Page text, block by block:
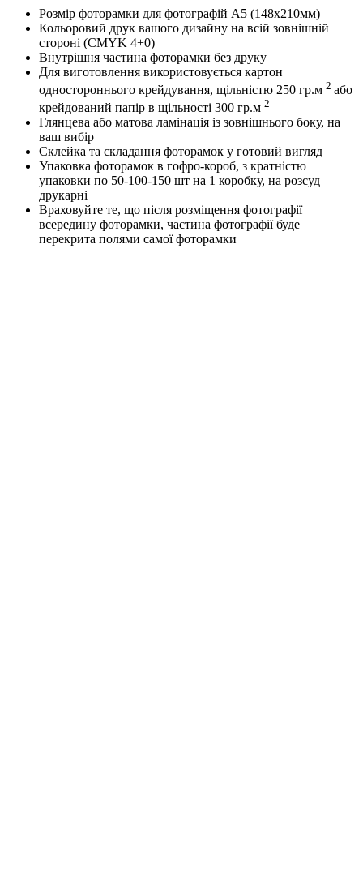
Розмір фоторамки для фотографій А5 (148х210мм)
Кольоровий друк вашого дизайну на всій зовнішній
стороні (CMYK 4+0)
Внутрішня частина фоторамки без друку
Для виготовлення використовується картон
одностороннього крейдування, щільністю 250 гр.м 2 або
крейдований папір в щільності 300 гр.м 2
Глянцева або матова ламінація із зовнішнього боку, на
ваш вибір
Склейка та складання фоторамок у готовий вигляд
Упаковка фоторамок в гофро-короб, з кратністю
упаковки по 50-100-150 шт на 1 коробку, на розсуд
друкарні
Враховуйте те, що після розміщення фотографії
всередину фоторамки, частина фотографії буде
перекрита полями самої фоторамки